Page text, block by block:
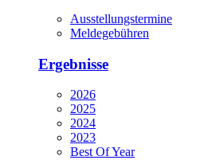
Ausstellungstermine
Meldegebühren
Ergebnisse
2026
2025
2024
2023
Best Of Year